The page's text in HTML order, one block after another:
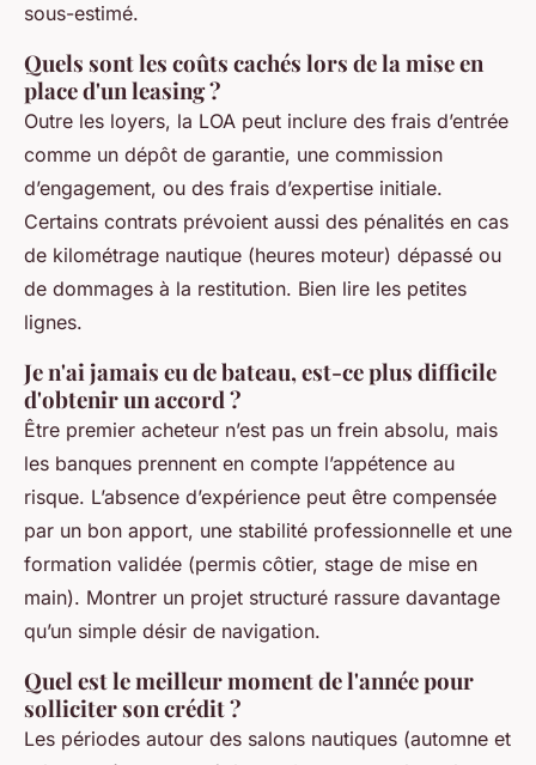
sous-estimé.
Quels sont les coûts cachés lors de la mise en
place d'un leasing ?
Outre les loyers, la LOA peut inclure des frais d’entrée
comme un dépôt de garantie, une commission
d’engagement, ou des frais d’expertise initiale.
Certains contrats prévoient aussi des pénalités en cas
de kilométrage nautique (heures moteur) dépassé ou
de dommages à la restitution. Bien lire les petites
lignes.
Je n'ai jamais eu de bateau, est-ce plus difficile
d'obtenir un accord ?
Être premier acheteur n’est pas un frein absolu, mais
les banques prennent en compte l’appétence au
risque. L’absence d’expérience peut être compensée
par un bon apport, une stabilité professionnelle et une
formation validée (permis côtier, stage de mise en
main). Montrer un projet structuré rassure davantage
qu’un simple désir de navigation.
Quel est le meilleur moment de l'année pour
solliciter son crédit ?
Les périodes autour des salons nautiques (automne et